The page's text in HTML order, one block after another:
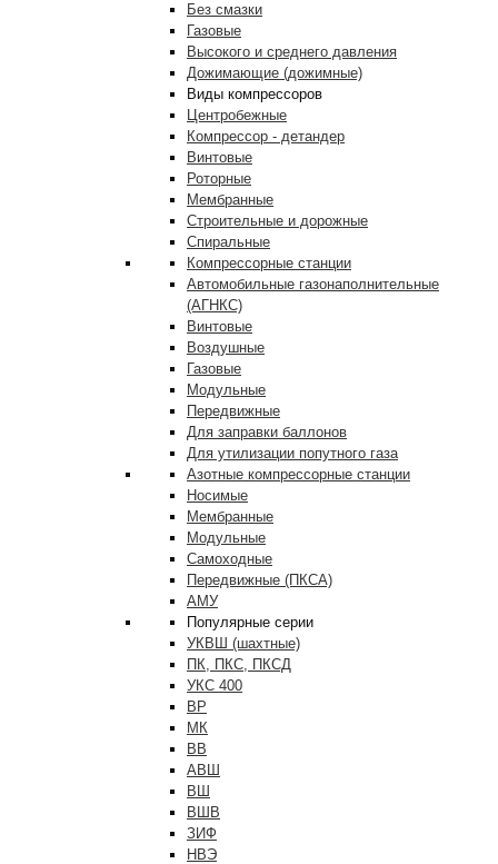
Без смазки
Газовые
Высокого и среднего давления
Дожимающие (дожимные)
Виды компрессоров
Центробежные
Компрессор - детандер
Винтовые
Роторные
Мембранные
Строительные и дорожные
Спиральные
Компрессорные станции
Автомобильные газонаполнительные
(АГНКС)
Винтовые
Воздушные
Газовые
Модульные
Передвижные
Для заправки баллонов
Для утилизации попутного газа
Азотные компрессорные станции
Носимые
Мембранные
Модульные
Самоходные
Передвижные (ПКСА)
АМУ
Популярные серии
УКВШ (шахтные)
ПК, ПКС, ПКСД
УКС 400
ВР
МК
ВВ
АВШ
ВШ
ВШВ
ЗИФ
НВЭ